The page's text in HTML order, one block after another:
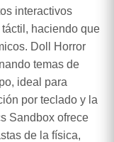
interactivos
haciendo que
Doll Horror
temas de
ideal para
por teclado y la
Sandbox ofrece
de la física,